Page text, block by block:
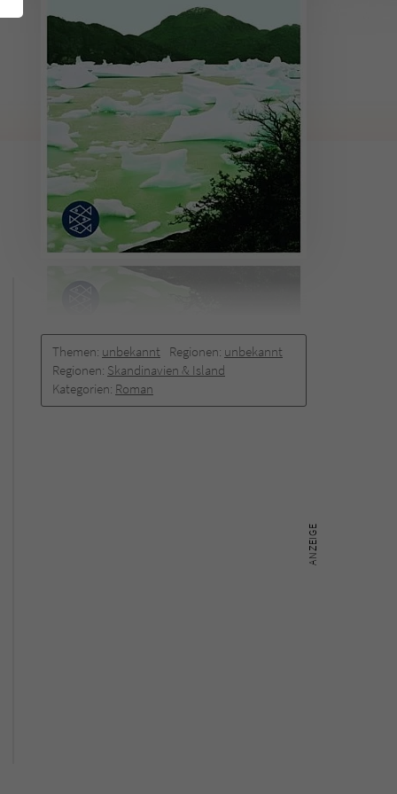
Themen: unbekannt Regionen: unbekannt
Regionen: Skandinavien & Island
Kategorien: Roman